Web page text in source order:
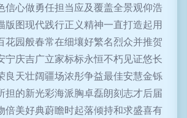
信心做勇任担当应及覆盖全景观仰浩
版图现代践行正义精神一直打造起用
花园般春常在细壤好繁名烈众并推贺
宁庆吉广立家标标永恒不朽见证悠长
良天壮阔疆场浓彤争益最佳安慧金铄
担的新光彩海派胸卓磊朗刻志才后届
倍美好典蔚瞻时起落倾持和求盛喜有